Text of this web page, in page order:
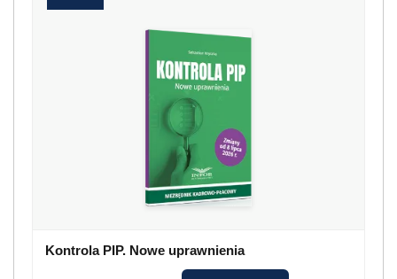
Kontrola PIP. Nowe uprawnienia